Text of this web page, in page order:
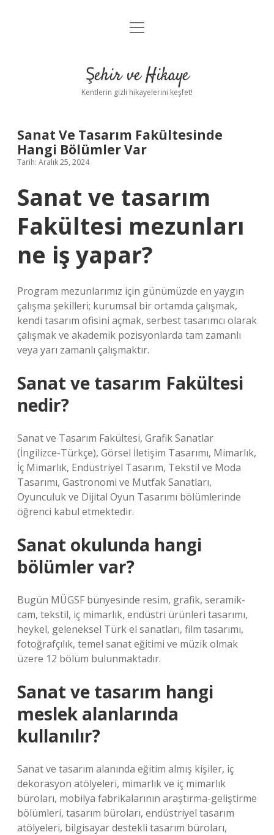
Anasayfa
Yasal Uyarı
menüyü
Şehir ve Hikaye
Kentlerin gizli hikayelerini keşfet!
Sanat Ve Tasarım Fakültesinde
Hangi Bölümler Var
Tarih: Aralık 25, 2024
Sanat ve tasarım
Fakültesi mezunları
ne iş yapar?
Program mezunlarımız için günümüzde en yaygın
çalışma şekilleri; kurumsal bir ortamda çalışmak,
kendi tasarım ofisini açmak, serbest tasarımcı olarak
çalışmak ve akademik pozisyonlarda tam zamanlı
veya yarı zamanlı çalışmaktır.
Sanat ve tasarım Fakültesi
nedir?
Sanat ve Tasarım Fakültesi, Grafik Sanatlar
(İngilizce-Türkçe), Görsel İletişim Tasarımı, Mimarlık,
İç Mimarlık, Endüstriyel Tasarım, Tekstil ve Moda
Tasarımı, Gastronomi ve Mutfak Sanatları,
Oyunculuk ve Dijital Oyun Tasarımı bölümlerinde
öğrenci kabul etmektedir.
Sanat okulunda hangi
bölümler var?
Bugün MÜGSF bünyesinde resim, grafik, seramik-
cam, tekstil, iç mimarlık, endüstri ürünleri tasarımı,
heykel, geleneksel Türk el sanatları, film tasarımı,
fotoğrafçılık, temel sanat eğitimi ve müzik olmak
üzere 12 bölüm bulunmaktadır.
Sanat ve tasarım hangi
meslek alanlarında
kullanılır?
Sanat ve tasarım alanında eğitim almış kişiler, iç
dekorasyon atölyeleri, mimarlık ve iç mimarlık
büroları, mobilya fabrikalarının araştırma-geliştirme
bölümleri, tasarım büroları, endüstriyel tasarım
atölyeleri, bilgisayar destekli tasarım büroları,